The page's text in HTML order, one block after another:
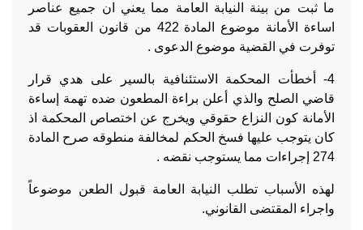
ما ثبت من بينة النيابة العامة مما يعني ان جميع عناصر
اساءة الأمانة موضوع المادة 422 من قانون العقوبات قد
توفرت في القضية موضوع الدعوى .
4- أخطأت المحكمة الاستئنافية بالسير على هدي قرار
قاضي الصلح والذي أعلن براءة المطعون ضده تهمة إساءة
الأمانة كون النزاع حقوقي ويخرج عن اختصاص المحكمة اذ
كان يتوجب عليها فسخ الحكم لمخالفة منطوقه صرح المادة
274 إجراءات مما يستوجب نقضه .
لهذه الأسباب تطلب النيابة العامة قبول الطعن موضوعاً
واجراء المقتضى القانوني.